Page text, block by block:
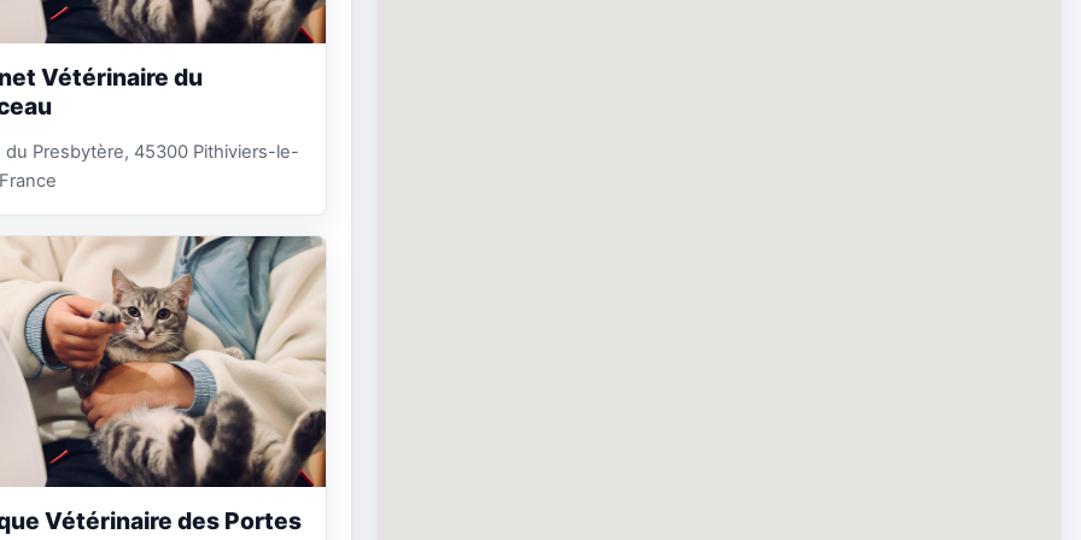
Vétérinaire du
du Presbytère, 45300 Pithiviers-le-
Vétérinaire des Portes